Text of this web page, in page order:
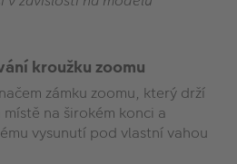
kroužku zoomu
zámku zoomu, který drží
na širokém konci a
vysunutí pod vlastní vahou